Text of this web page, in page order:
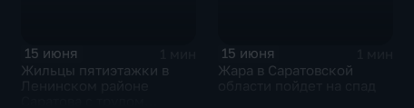
15 июня
Жильцы пятиэтажки в
15 июня
Жара в Саратовской